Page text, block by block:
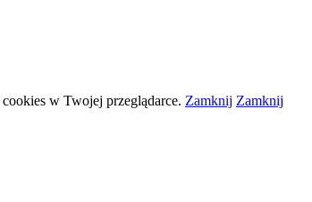
cookies w Twojej przeglądarce. Zamknij Zamknij